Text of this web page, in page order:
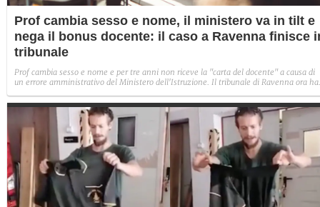
Prof cambia sesso e nome, il ministero va in tilt e
nega il bonus docente: il caso a Ravenna finisce
tribunale
Prof cambia sesso e nome e per tre anni non riceve la "carta del docente" a causa di
un errore amministrativo del Ministero dell'Istruzione. Il tribunale di Ravenna ora ha